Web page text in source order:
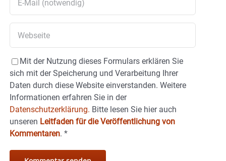
Mit der Nutzung dieses Formulars erklären Sie
sich mit der Speicherung und Verarbeitung Ihrer
Daten durch diese Website einverstanden. Weitere
Informationen erfahren Sie in der
Datenschutzerklärung. Bitte lesen Sie hier auch
unseren Leitfaden für die Veröffentlichung von
Kommentaren. *